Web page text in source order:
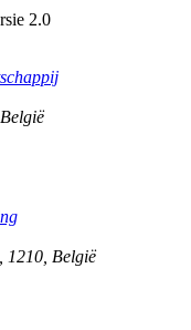
2.0
België
1210 België